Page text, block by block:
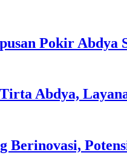
Pokir Abdya
Abdya,
Berinovasi,